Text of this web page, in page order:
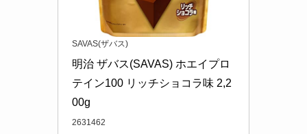
SAVAS(ザバス)
明治 ザバス(SAVAS) ホエイプロ
テイン100 リッチショコラ味 2,2
00g
2631462